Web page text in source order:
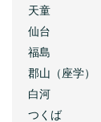
天童
仙台
福島
郡山（座学）
白河
つくば